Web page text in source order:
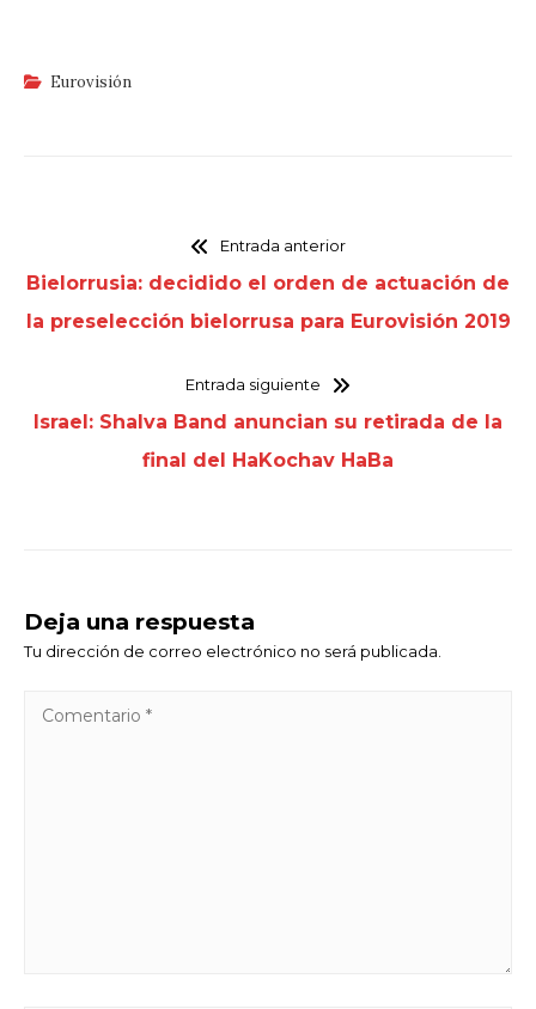
Eurovisión
Entrada anterior
Bielorrusia: decidido el orden de actuación de
la preselección bielorrusa para Eurovisión 2019
Entrada siguiente
Israel: Shalva Band anuncian su retirada de la
final del HaKochav HaBa
Deja una respuesta
Tu dirección de correo electrónico no será publicada.